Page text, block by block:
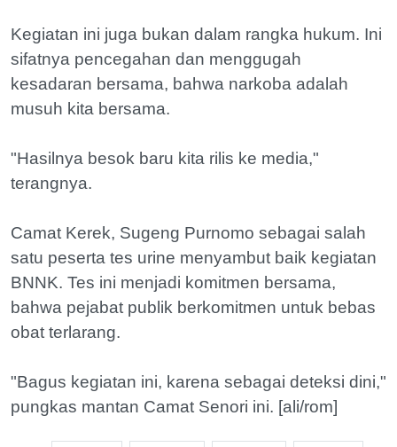
Kegiatan ini juga bukan dalam rangka hukum. Ini
sifatnya pencegahan dan menggugah
kesadaran bersama, bahwa narkoba adalah
musuh kita bersama.
"Hasilnya besok baru kita rilis ke media,"
terangnya.
Camat Kerek, Sugeng Purnomo sebagai salah
satu peserta tes urine menyambut baik kegiatan
BNNK. Tes ini menjadi komitmen bersama,
bahwa pejabat publik berkomitmen untuk bebas
obat terlarang.
"Bagus kegiatan ini, karena sebagai deteksi dini,"
pungkas mantan Camat Senori ini. [ali/rom]